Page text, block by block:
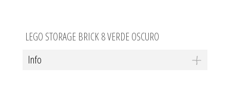
LEGO STORAGE BRICK 8 VERDE OSCURO
Info